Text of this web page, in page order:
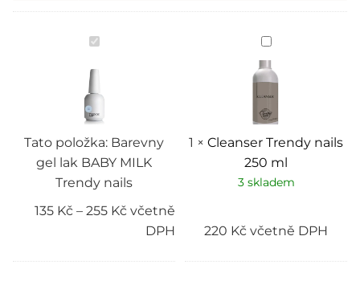
Barevny
gel
BABY
MILK
Trendy
nails
Tato položka: Barevny
gel lak BABY MILK
Trendy nails
135 Kč – 255 Kč včetně
DPH
Cleanser
Trendy
nails
250
1 × Cleanser Trendy nails
250 ml
3 skladem
220 Kč včetně DPH